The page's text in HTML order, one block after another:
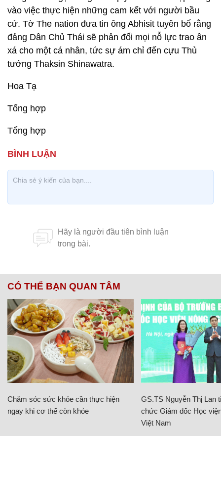
vào việc thực hiện những cam kết với người bầu
cử. Tờ The nation đưa tin ông Abhisit tuyên bố rằng
đảng Dân Chủ Thái sẽ phản đối mọi nỗ lực trao ân
xá cho một cá nhân, tức sự ám chỉ đến cựu Thủ
tướng Thaksin Shinawatra.
Hoa Tạ
Tổng hợp
Tổng hợp
CÓ THỂ BẠN QUAN TÂM
Chăm sóc sức khỏe cần thực hiện
ngay khi cơ thể còn khỏe
GS.TS Nguyễn Thị Lan
chức Giám đốc Học
Việt Nam